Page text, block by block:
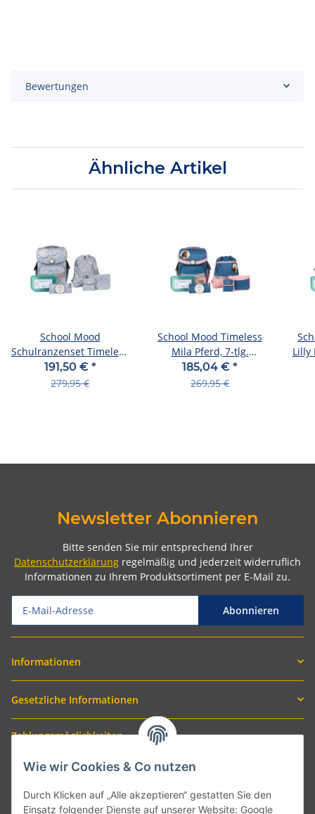
Bewertungen
Ähnliche Artikel
School Mood
Schulranzenset Timeless
Aqua Nordic Collection
191,50 € *
279,95 €
School Mood Timeless
Mila Pferd, 7-tlg.
Schulranzenset
185,04 € *
269,95 €
Lilly
Newsletter Abonnieren
Bitte senden Sie mir entsprechend Ihrer
Datenschutzerklärung regelmäßig und jederzeit widerruflich
Informationen zu Ihrem Produktsortiment per E-Mail zu.
Abonnieren
Informationen
Gesetzliche Informationen
Zahlungsmöglichkeiten
Wie wir Cookies & Co nutzen
Durch Klicken auf „Alle akzeptieren“ gestatten Sie den
Einsatz folgender Dienste auf unserer Website: Google